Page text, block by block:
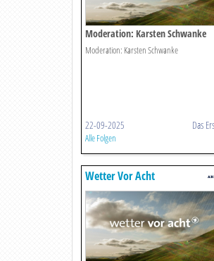
Moderation: Karsten Schwanke
Moderation: Karsten Schwanke
22-09-2025 Das
Alle Folgen
Wetter Vor Acht